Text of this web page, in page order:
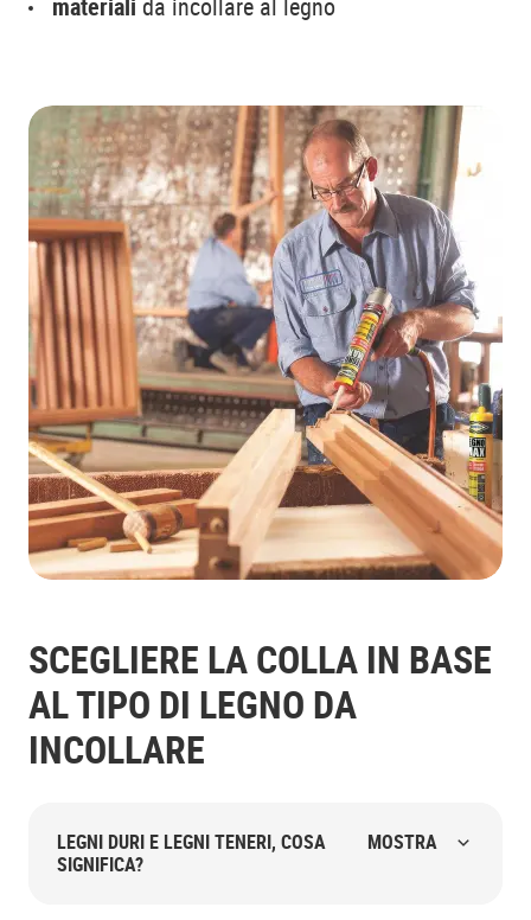
SCEGLIERE LA COLLA IN BASE
AL TIPO DI LEGNO DA
INCOLLARE
LEGNI DURI E LEGNI TENERI, COSA
SIGNIFICA?
MOSTRA